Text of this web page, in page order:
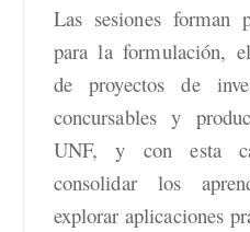
Las sesiones forman
para la formulación,
de proyectos de
concursables y
UNF, y con esta
consolidar los
explorar aplicaciones